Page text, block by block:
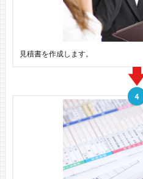
見積書を作成します。